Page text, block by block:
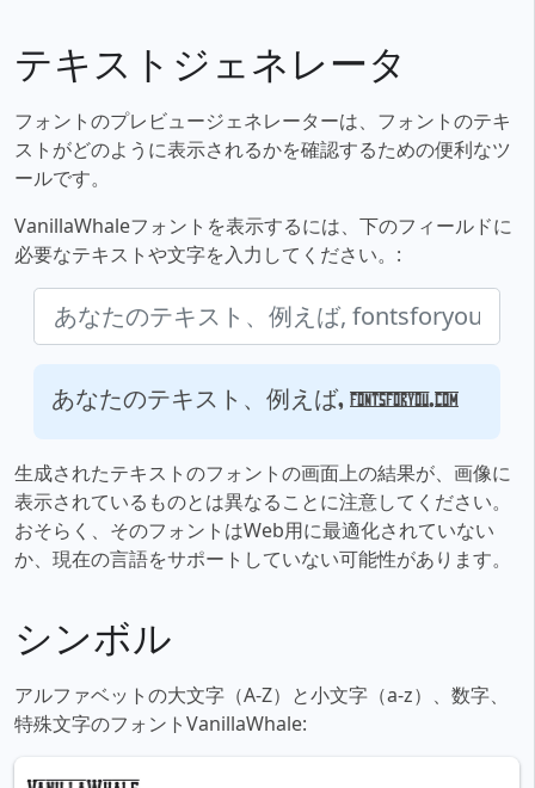
テキストジェネレータ
フォントのプレビュージェネレーターは、フォントのテキ
ストがどのように表示されるかを確認するための便利なツ
ールです。
VanillaWhaleフォントを表示するには、下のフィールドに
必要なテキストや文字を入力してください。:
あなたのテキスト、例えば, fontsforyou.com
生成されたテキストのフォントの画面上の結果が、画像に
表示されているものとは異なることに注意してください。
おそらく、そのフォントはWeb用に最適化されていない
か、現在の言語をサポートしていない可能性があります。
シンボル
アルファベットの大文字（A-Z）と小文字（a-z）、数字、
特殊文字のフォントVanillaWhale: